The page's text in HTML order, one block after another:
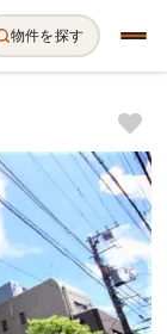
物件を探す